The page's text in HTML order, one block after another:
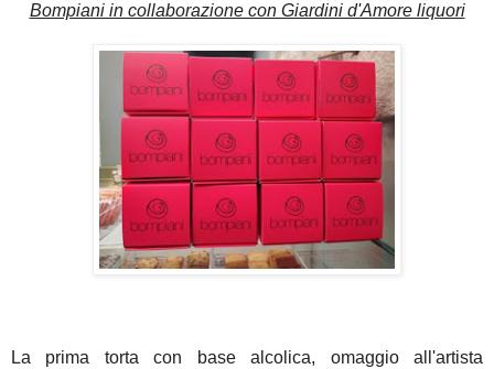
Bompiani in collaborazione con Giardini d'Amore liquori
La prima torta con base alcolica, omaggio all'artista